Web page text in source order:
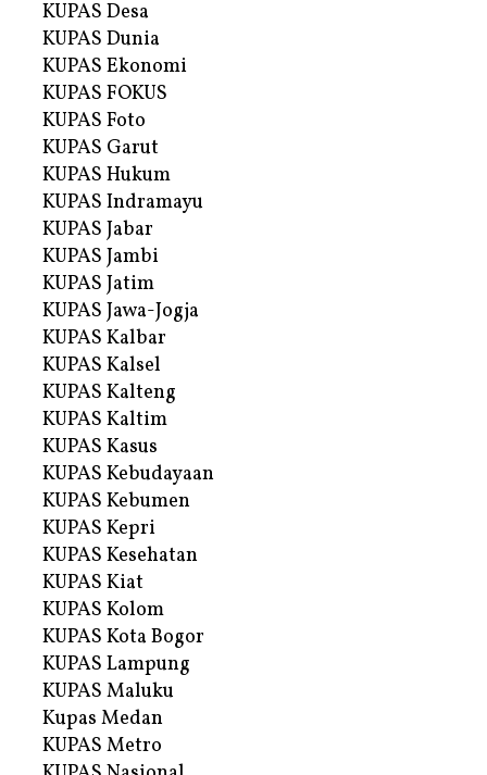
KUPAS Desa
KUPAS Dunia
KUPAS Ekonomi
KUPAS FOKUS
KUPAS Foto
KUPAS Garut
KUPAS Hukum
KUPAS Indramayu
KUPAS Jabar
KUPAS Jambi
KUPAS Jatim
KUPAS Jawa-Jogja
KUPAS Kalbar
KUPAS Kalsel
KUPAS Kalteng
KUPAS Kaltim
KUPAS Kasus
KUPAS Kebudayaan
KUPAS Kebumen
KUPAS Kepri
KUPAS Kesehatan
KUPAS Kiat
KUPAS Kolom
KUPAS Kota Bogor
KUPAS Lampung
KUPAS Maluku
Kupas Medan
KUPAS Metro